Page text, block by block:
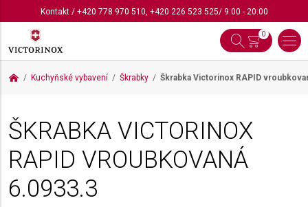
Kontakt/ +420 778 970 510, +420 226 523 525/ 9:00 - 20:00
0
Kuchyňské vybavení Škrabky Škrabka Victorinox RAPID
ŠKRABKA VICTORINOX
RAPID VROUBKOVANÁ
6.0933.3